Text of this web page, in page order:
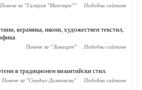
Повече за "Галерия "Маестро"" Подобни сайтове
керамика, икони, художествен текстил,
Повече за "Ливиарт" Подобни сайтове
в традиционен византийски стил.
Повече за "Студио Димчовски" Подобни сайтове